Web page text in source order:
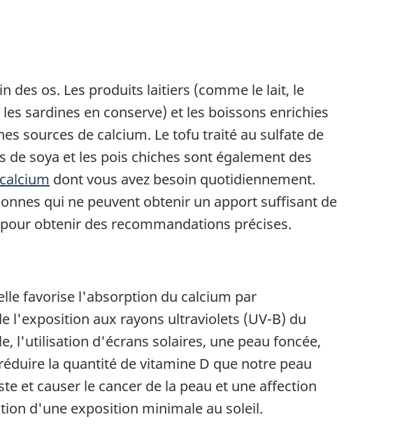
des os. Les produits laitiers (comme le lait, le
sardines en conserve) et les boissons enrichies
sources de calcium. Le tofu traité au sulfate de
soya et les pois chiches sont également des
dont vous avez besoin quotidiennement.
qui ne peuvent obtenir un apport suffisant de
obtenir des recommandations précises.
favorise l'absorption du calcium par
l'exposition aux rayons ultraviolets (UV-B) du
l'utilisation d'écrans solaires, une peau foncée,
la quantité de vitamine D que notre peau
et causer le cancer de la peau et une affection
d'une exposition minimale au soleil.